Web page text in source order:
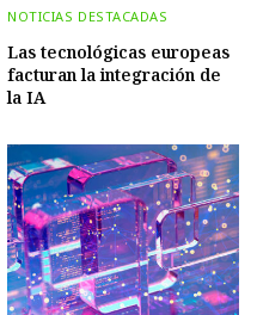
NOTICIAS DESTACADAS
Las tecnológicas europeas
facturan la integración de
la IA